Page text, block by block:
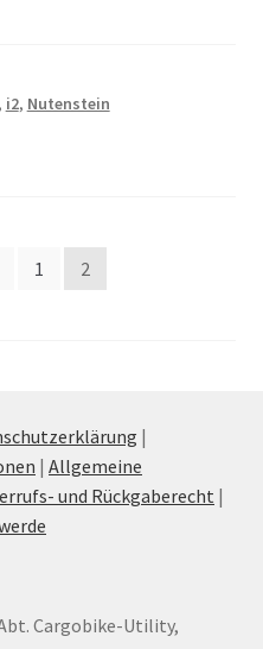
i2, Nutenstein
1 2
|
| Allgemeine
und Rückgaberecht |
Cargobike-Utility,